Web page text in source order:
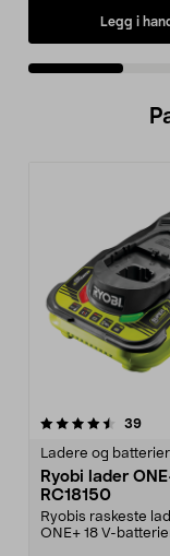
Legg i
39
Ladere og batterier
Ryobi lader
RC18150
Ryobis raskeste
ONE+ 18 V-
0.0 av 5